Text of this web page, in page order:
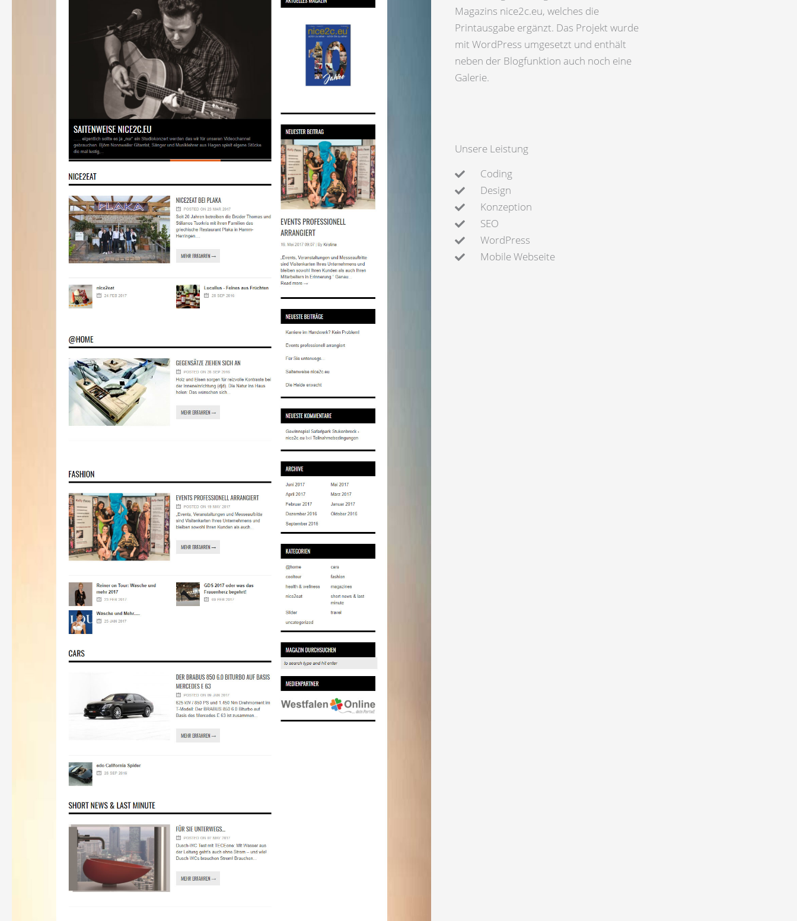
Magazins nice2c.eu, welches die
Printausgabe ergänzt. Das Projekt wurde
mit WordPress umgesetzt und enthält
neben der Blogfunktion auch noch eine
Galerie.
Unsere Leistung
Coding
Design
Konzeption
SEO
WordPress
Mobile Webseite